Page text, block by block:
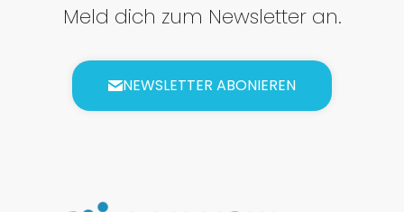
Meld dich zum Newsletter an.
NEWSLETTER ABONIEREN